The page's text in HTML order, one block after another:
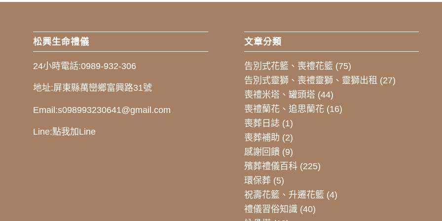
松興生命禮儀
24小時電話:0989-932-306
地址:屏東縣萬巒鄉富興路31號
Email:s098993230641@gmail.com
Line:點我加Line
文章分類
告別式花籃、喪禮花籃 (75)
告別式靈獅、喪禮靈獅、靈獅出租 (27)
喪禮米塔、罐頭塔 (44)
喪禮蘭花、追思蘭花 (16)
喪葬日誌 (1)
喪葬補助 (2)
感謝回饋(9)
殯葬禮儀百科(225)
環保葬(5)
祝壽花籃、升遷花籃 (4)
禮儀習俗知識 (40)